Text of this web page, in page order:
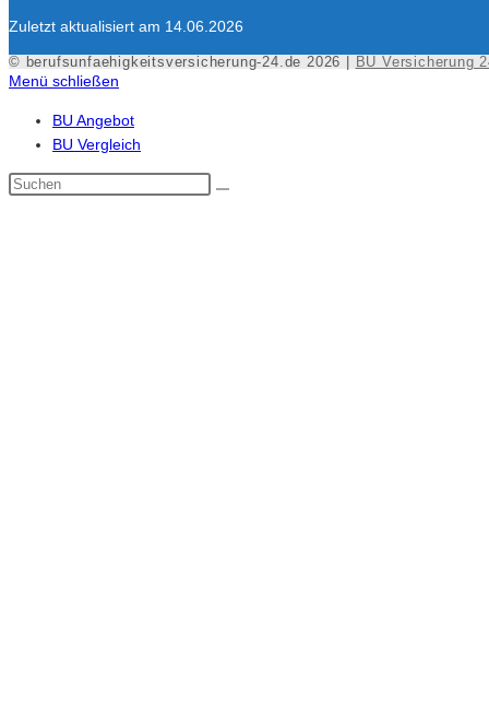
Zuletzt aktualisiert am 14.06.2026
© berufsunfaehigkeitsversicherung-24.de 2026 | BU Versicherung
Menü schließen
BU Angebot
BU Vergleich
Diese